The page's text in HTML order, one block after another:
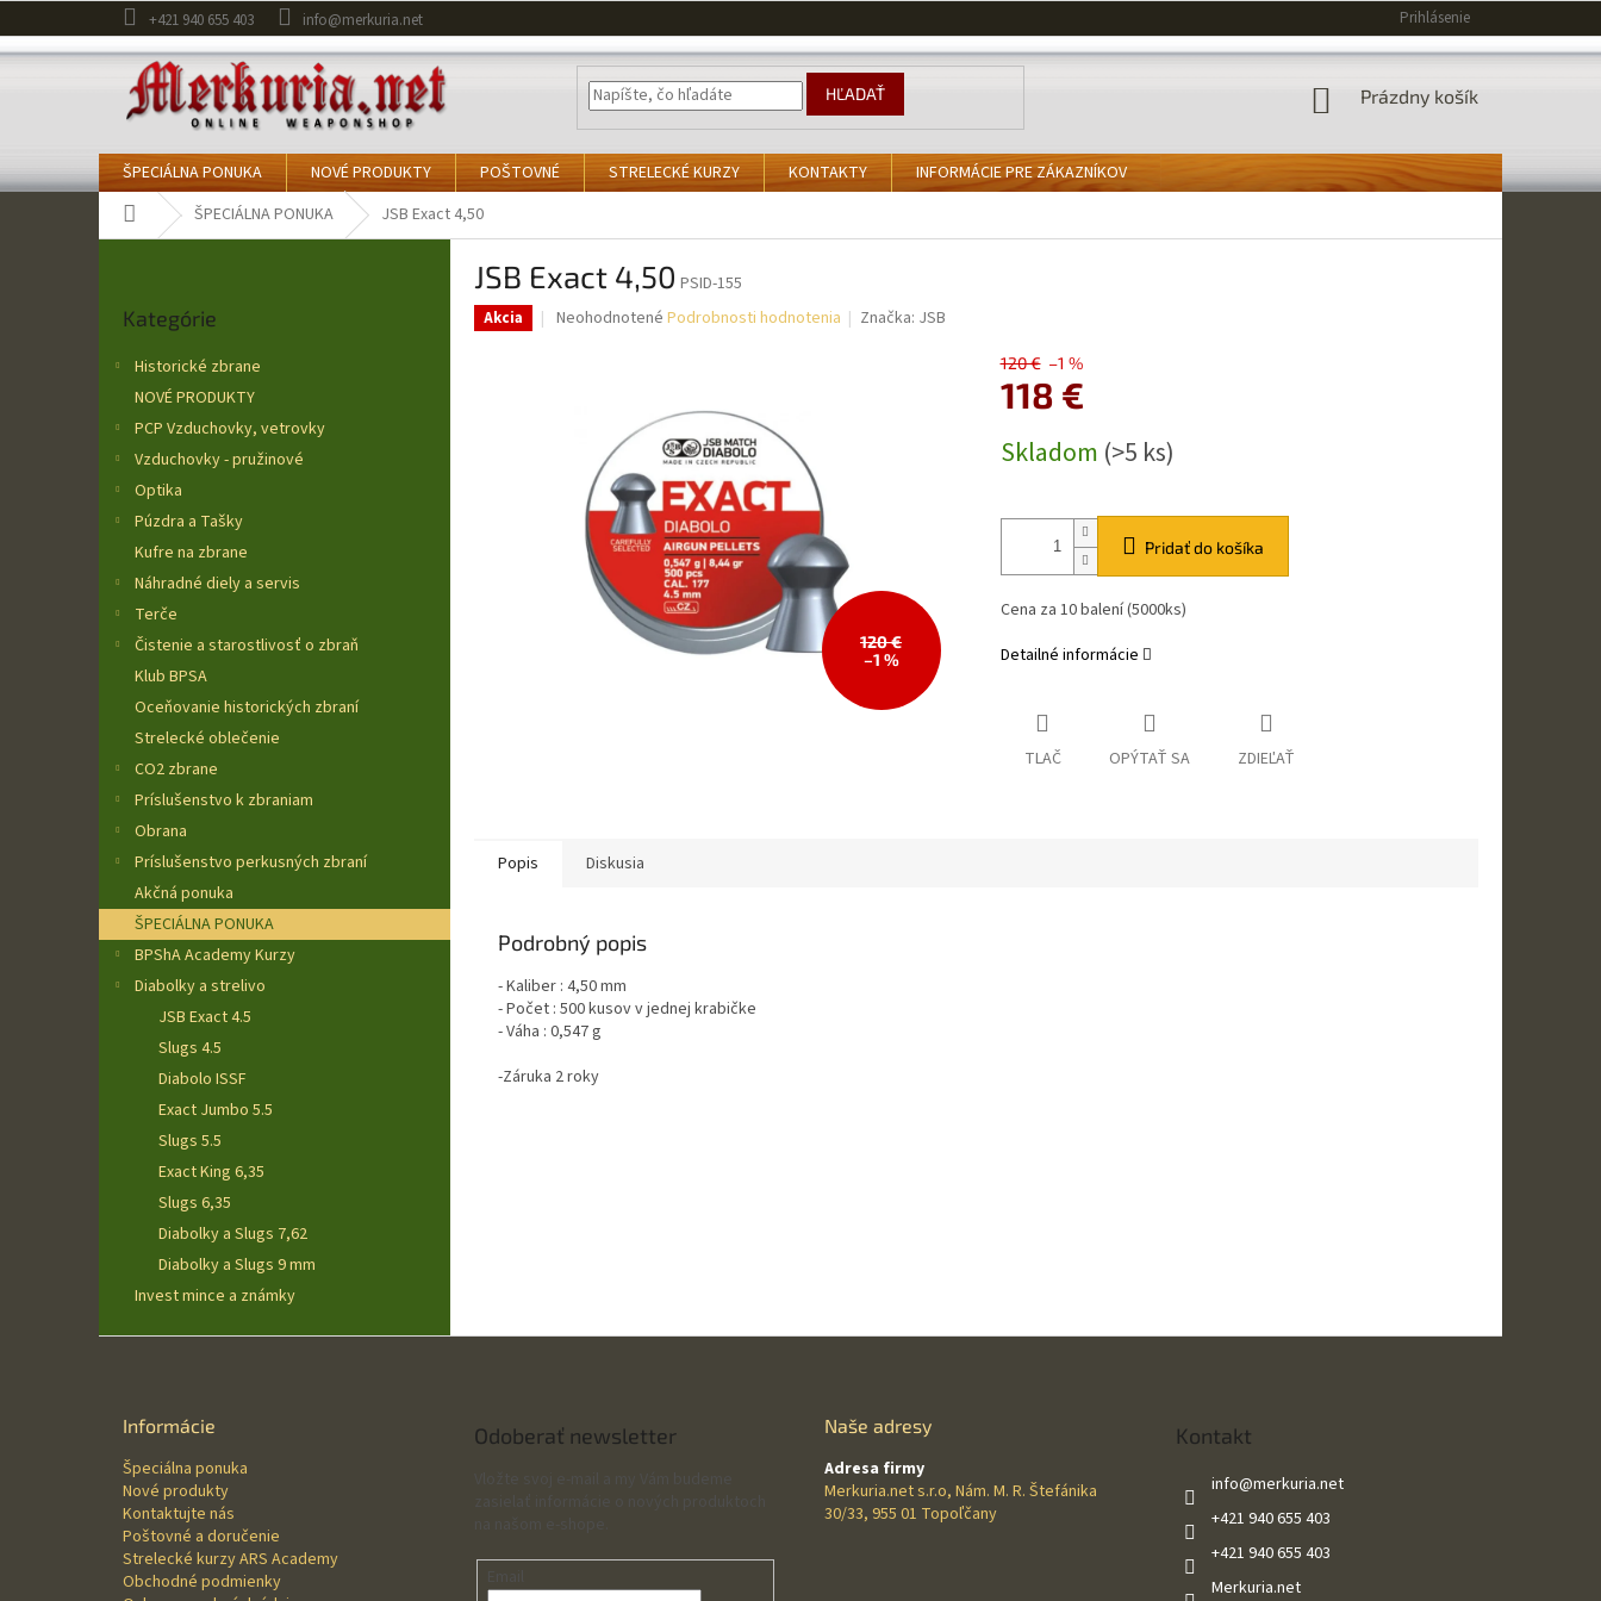
na
obsah
+421 940 655 403 info@merkuria.net Prihlásenie
HĽADAŤ
NÁKUPNÝ
Prázdny košík
ŠPECIÁLNA PONUKA NOVÉ PRODUKTY POŠTOVNÉ STRELECKÉ KURZY KONTAKTY
INFORMÁCIE PRE ZÁKAZNÍKOV
DomovŠPECIÁLNA PONUKA JSB Exact 4,50
kategórie
Kategórie
Historické zbrane
NOVÉ PRODUKTY
PCP Vzduchovky, vetrovky
Vzduchovky - pružinové
Optika
Púzdra a Tašky
Kufre na zbrane
Náhradné diely a servis
Terče
Čistenie a starostlivosť o zbraň
Klub BPSA
Oceňovanie historických zbraní
Strelecké oblečenie
CO2 zbrane
Príslušenstvo k zbraniam
Obrana
Príslušenstvo perkusných zbraní
Akčná ponuka
ŠPECIÁLNA PONUKA
BPShA Academy Kurzy
Diabolky a strelivo
JSB Exact 4.5
Slugs 4.5
Diabolo ISSF
Exact Jumbo 5.5
Slugs 5.5
Exact King 6,35
Slugs 6,35
Diabolky a Slugs 7,62
Diabolky a Slugs 9 mm
Invest mince a známky
JSB Exact 4,50 PSID-155
Akcia
Priemerné
hviezdičiek.
Neohodnotené Podrobnosti hodnotenia Značka: JSB
120 €
–1 %
120 € –1 %
118 €
cena:
Skladom (>5 ks)
Pridať do košíka
Cena za 10 balení (5000ks)
Detailné informácie
TLAČ OPÝTAŤ SA ZDIEĽAŤ
Popis Diskusia
Podrobný popis
- Kaliber : 4,50 mm
- Počet : 500 kusov v jednej krabičke
- Váha : 0,547 g
-Záruka 2 roky
Informácie
Špeciálna ponuka
Nové produkty
Kontaktujte nás
Poštovné a doručenie
Strelecké kurzy ARS Academy
Obchodné podmienky
Odoberať newsletter Naše adresy
Adresa firmy
Merkuria.net s.r.o, Nám. M. R. Štefánika
30/33, 955 01 Topoľčany
Kontakt
info@merkuria.net
+421 940 655 403
+421 940 655 403
Merkuria.net